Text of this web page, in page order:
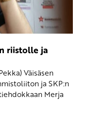
riistolle ja
Väisäsen
ja SKP:n
Merja